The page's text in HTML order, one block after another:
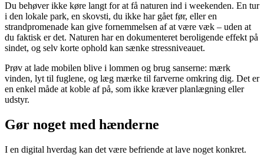
Du behøver ikke køre langt for at få naturen ind i weekenden. En tur
i den lokale park, en skovsti, du ikke har gået før, eller en
strandpromenade kan give fornemmelsen af at være væk – uden at
du faktisk er det. Naturen har en dokumenteret beroligende effekt på
sindet, og selv korte ophold kan sænke stressniveauet.
Prøv at lade mobilen blive i lommen og brug sanserne: mærk
vinden, lyt til fuglene, og læg mærke til farverne omkring dig. Det er
en enkel måde at koble af på, som ikke kræver planlægning eller
udstyr.
Gør noget med hænderne
I en digital hverdag kan det være befriende at lave noget konkret.